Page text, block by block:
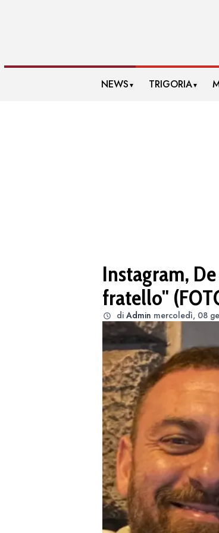
NEWS ▼ TRIGORIA▼
Instagram,
fratello"
di Admin mercoledì, 08